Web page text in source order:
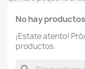
No hay
¡Estate atento!
productos.